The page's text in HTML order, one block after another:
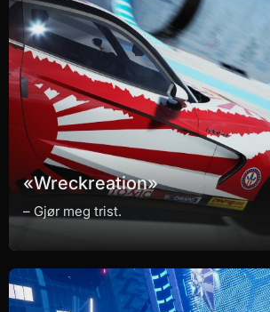
«Wreckreation»
– Gjør meg trist.